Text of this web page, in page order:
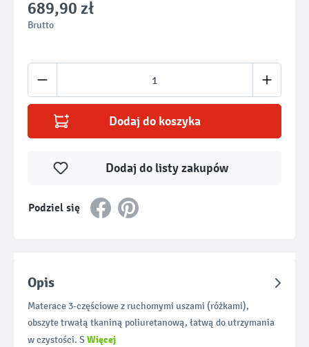
689,90 zł
Brutto
Ilość produktu: Wprowadź żądaną ilość
Dodaj do koszyka
Podziel się
Dodaj do listy zakupów
Opis
Materace 3-częściowe z ruchomymi uszami (różkami),
obszyte trwałą tkaniną poliuretanową, łatwą do utrzymania
w czystości. S Więcej